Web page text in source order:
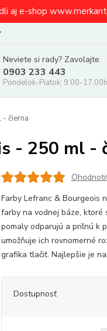
aj e-shop
Neviete si rady? Zavolajte.
0903 233 443
Pondelok-Piatok: 9.00-
- čierna
- 250 ml -
Farby Lefranc & Bourgeois
farby na vodnej báze, ktoré
pomaly odparujú a priľnú k
umožňuje ich rovnomerné
grafika tlačiť. Najlepšie je
Dostupnosť